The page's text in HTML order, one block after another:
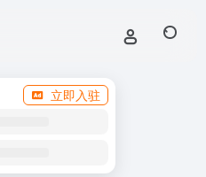
立即入驻